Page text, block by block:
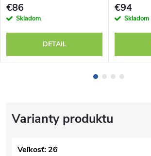
Veľkosť: 26
€86
Skladom
DETAIL
€94
Skladom